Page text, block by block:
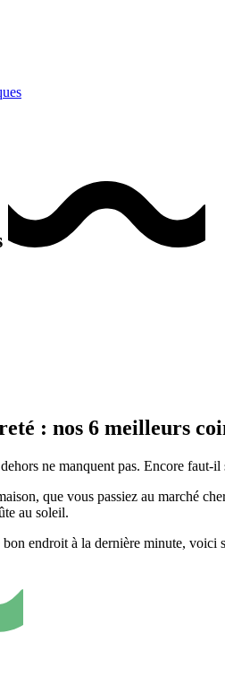
: nos 6 meilleurs
ne manquent pas. Encore faut-il
que vous passiez au marché
au soleil.
endroit à la dernière minute,